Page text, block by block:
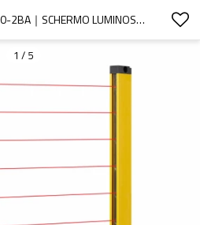
DK-QBT10-194-1930-2BA｜SCHERMO LUMINOSO DI SICUREZZA｜DADISICK
1 / 5